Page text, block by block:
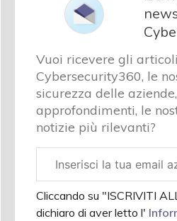
Vuoi ricevere gli
Cybersecurity360, le
sicurezza delle
approfondimenti, le
notizie più rilevanti?
aziendale
Cliccando su "ISCRIVITI
dichiaro di aver letto l'